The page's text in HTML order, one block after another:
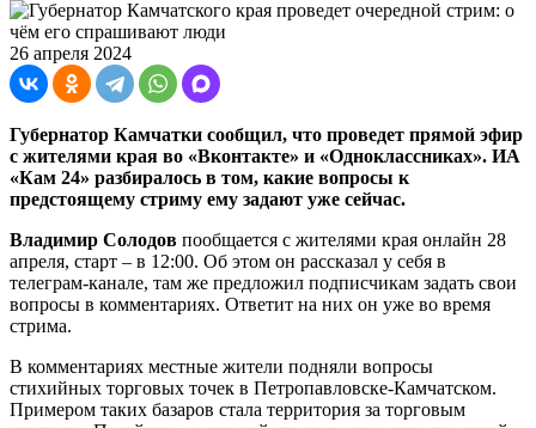
26 апреля 2024
Губернатор Камчатки сообщил, что проведет прямой эфир
с жителями края во «Вконтакте» и «Одноклассниках». ИА
«Кам 24» разбиралось в том, какие вопросы к
предстоящему стриму ему задают уже сейчас.
Владимир Солодов пообщается с жителями края онлайн 28
апреля, старт – в 12:00. Об этом он рассказал у себя в
телеграм-канале, там же предложил подписчикам задать свои
вопросы в комментариях. Ответит на них он уже во время
стрима.
В комментариях местные жители подняли вопросы
стихийных торговых точек в Петропавловске-Камчатском.
Примером таких базаров стала территория за торговым